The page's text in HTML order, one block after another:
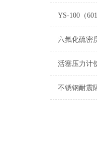
YS-100（
活塞压力计